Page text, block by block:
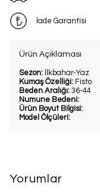
İade Garantisi
Ürün Açıklaması
Sezon: İlkbahar-Yaz
Kumaş Özelliği: Fisto
Beden Aralığı: 36-44
Numune Bedeni:
Ürün Boyut Bilgisi:
Model Ölçüleri:
Yorumlar